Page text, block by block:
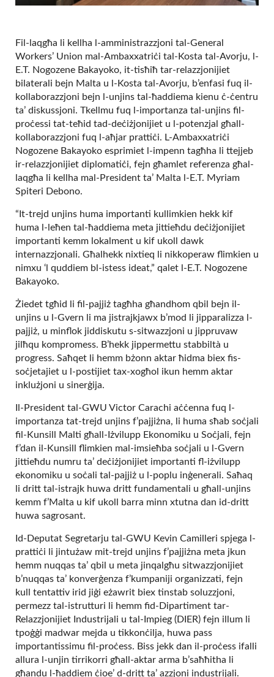
Fil-laqgħa li kellha l-amministrazzjoni tal-General
Workers’ Union mal-Ambaxxatriċi tal-Kosta tal-Avorju, l-
E.T. Nogozene Bakayoko, it-tisħiħ tar-relazzjonijiet
bilaterali bejn Malta u l-Kosta tal-Avorju, b’enfasi fuq il-
kollaborazzjoni bejn l-unjins tal-ħaddiema kienu ċ-ċentru
ta’ diskussjoni. Tkellmu fuq l-importanza tal-unjins fil-
proċessi tat-teħid tad-deċiżjonijiet u l-potenzjal għall-
kollaborazzjoni fuq l-aħjar prattiċi. L-Ambaxxatriċi
Nogozene Bakayoko esprimiet l-impenn tagħha li ttejjeb
ir-relazzjonijiet diplomatiċi, fejn għamlet referenza għal-
laqgħa li kellha mal-President ta’ Malta l-E.T. Myriam
Spiteri Debono.
“It-trejd unjins huma importanti kullimkien hekk kif
huma l-leħen tal-ħaddiema meta jittieħdu deċiżjonijiet
importanti kemm lokalment u kif ukoll dawk
internazzjonali. Għalhekk nixtieq li nikkoperaw flimkien u
nimxu ‘l quddiem bl-istess ideat,” qalet l-E.T. Nogozene
Bakayoko.
Żiedet tgħid li fil-pajjiż tagħha għandhom qbil bejn il-
unjins u l-Gvern li ma jistrajkjawx b’mod li jipparalizza l-
pajjiż, u minflok jiddiskutu s-sitwazzjoni u jippruvaw
jilħqu kompromess. B’hekk jippermettu stabbiltà u
progress. Saħqet li hemm bżonn aktar ħidma biex fis-
soċjetajiet u l-postijiet tax-xogħol ikun hemm aktar
inklużjoni u sinerġija.
Il-President tal-GWU Victor Carachi aċċenna fuq l-
importanza tat-trejd unjins f’pajjiżna, li huma sħab soċjali
fil-Kunsill Malti għall-Iżvilupp Ekonomiku u Soċjali, fejn
f’dan il-Kunsill flimkien mal-imsieħba soċjali u l-Gvern
jittieħdu numru ta’ deċiżjonijiet importanti fl-iżvilupp
ekonomiku u soċali tal-pajjiż u l-poplu inġenerali. Saħaq
li dritt tal-istrajk huwa dritt fundamentali u għall-unjins
kemm f’Malta u kif ukoll barra minn xtutna dan id-dritt
huwa sagrosant.
Id-Deputat Segretarju tal-GWU Kevin Camilleri spjega l-
prattiċi li jintużaw mit-trejd unjins f’pajjiżna meta jkun
hemm nuqqas ta’ qbil u meta jinqalgħu sitwazzjonijiet
b’nuqqas ta’ konverġenza f’kumpaniji organizzati, fejn
kull tentattiv irid jiġi eżawrit biex tinstab soluzzjoni,
permezz tal-istrutturi li hemm fid-Dipartiment tar-
Relazzjonijiet Industrijali u tal-Impieg (DIER) fejn illum li
tpoġġi madwar mejda u tikkonċilja, huwa pass
importantissimu fil-proċess. Biss jekk dan il-proċess ifalli
allura l-unjin tirrikorri għall-aktar arma b’saħħitha li
għandu l-ħaddiem ċioe’ d-dritt ta’ azzjoni industrijali.